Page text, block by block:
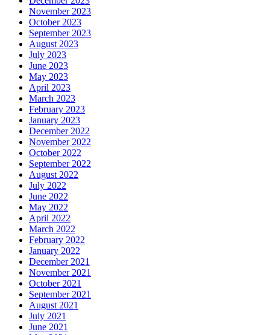
November 2023
October 2023
September 2023
August 2023
July 2023
June 2023
May 2023
April 2023
March 2023
February 2023
January 2023
December 2022
November 2022
October 2022
September 2022
August 2022
July 2022
June 2022
May 2022
April 2022
March 2022
February 2022
January 2022
December 2021
November 2021
October 2021
September 2021
August 2021
July 2021
June 2021